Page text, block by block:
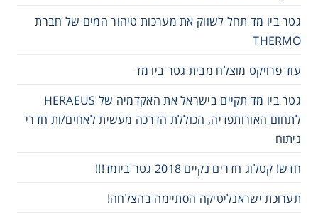
גטר ביו מד תחל לשווק את מערכות טיהור המים של חברת
THERMO
עוד פרויקט מוצלח מבית גטר ביו מד
גטר ביו מד תקיים בישראל את האקדמיה של HERAEUS
לתחום האורותפדיה, הכוללת הדרכה מעשית לאחים/ות חדרי
ניתוח
חדש! קטלוג חדרים נקיים 2018 גטר ביומד!!!
תערוכת ישראנליטיקה הסתיימה בהצלחה!